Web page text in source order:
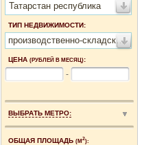
Татарстан республика
ТИП НЕДВИЖИМОСТИ:
производственно-складские помещения
ЦЕНА (РУБЛЕЙ В МЕСЯЦ):
-
ВЫБРАТЬ МЕТРО:
ОБЩАЯ ПЛОЩАДЬ (М2):